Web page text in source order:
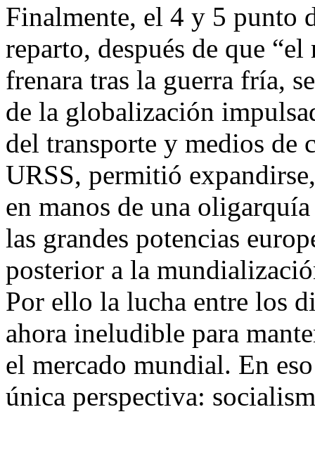
Finalmente, el 4 y 5 punto
reparto, después de que
frenara tras la guerra fría,
de la globalización
del transporte y medios de
URSS, permitió
en manos de una
las grandes potencias
posterior a la
Por ello la lucha entre los
ahora ineludible para
el mercado mundial. En
única perspectiva: